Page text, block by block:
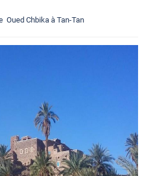
Oued Chbika à Tan-Tan